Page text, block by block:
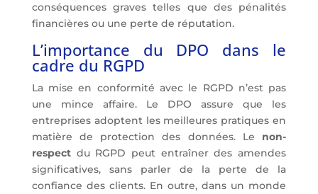
conséquences graves telles que des pénalités
financières ou une perte de réputation.
L’importance du DPO dans le
cadre du RGPD
La mise en conformité avec le RGPD n’est pas
une mince affaire. Le DPO assure que les
entreprises adoptent les meilleures pratiques en
matière de protection des données. Le non-
respectdu RGPD peut entraîner des amendes
significatives, sans parler de la perte de la
confiance des clients. En outre, dans un monde